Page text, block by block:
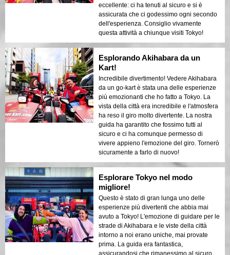
eccellente: ci ha tenuti al sicuro e si è
assicurata che ci godessimo ogni secondo
dell'esperienza. Consiglio vivamente
questa attività a chiunque visiti Tokyo!
Esplorando Akihabara da un
Kart!
Incredibile divertimento! Vedere Akihabara
da un go-kart è stata una delle esperienze
più emozionanti che ho fatto a Tokyo. La
vista della città era incredibile e l'atmosfera
ha reso il giro molto divertente. La nostra
guida ha garantito che fossimo tutti al
sicuro e ci ha comunque permesso di
vivere appieno l'emozione del giro. Tornerò
sicuramente a farlo di nuovo!
Esplorare Tokyo nel modo
migliore!
Questo è stato di gran lunga uno delle
esperienze più divertenti che abbia mai
avuto a Tokyo! L'emozione di guidare per le
strade di Akihabara e le viste della città
intorno a noi erano uniche, mai provate
prima. La guida era fantastica,
assicurandosi che rimanessimo al sicuro